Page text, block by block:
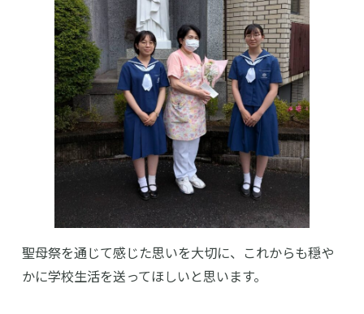
聖母祭を通じて感じた思いを大切に、これからも穏や
かに学校生活を送ってほしいと思います。
中学校
幼稚園
学校紹介
受験・入学案内
インフォメーション
検索